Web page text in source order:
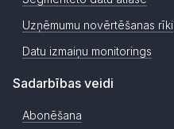
Uzņēmumu novērtēšanas rīki
Datu izmaiņu monitorings
Sadarbības veidi
Abonēšana